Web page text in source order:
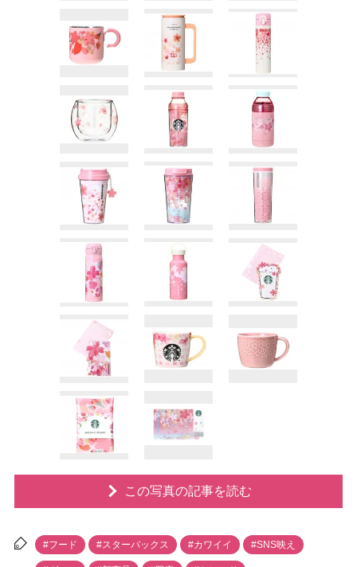
この写真の記事を読む
#フード #スターバックス #カワイイ #SNS映え